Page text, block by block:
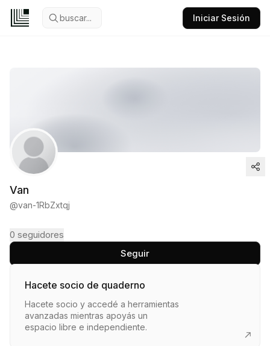
buscar... Iniciar Sesión
Van
@van-1RbZxtqj
0 seguidores
Seguir
Hacete socio de quaderno
Hacete socio y accedé a herramientas
avanzadas mientras apoyás un
espacio libre e independiente.